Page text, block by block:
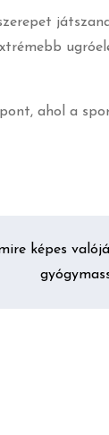
ahol a
képes